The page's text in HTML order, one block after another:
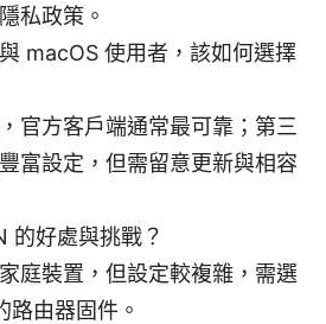
私政策。
macOS 使用者，該如何選擇
官方客戶端通常最可靠；第三
富設定，但需留意更新與相容
的好處與挑戰？
庭裝置，但設定較複雜，需選
路由器固件。